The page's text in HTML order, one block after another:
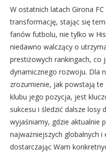
W ostatnich latach Girona FC
transformację, stając się
fanów futbolu, nie tylko w
niedawno walczący o
prestiżowych rankingach, co
dynamicznego rozwoju. Dla
zrozumienie, jak powstają
klubu jego pozycja, jest
sukcesu i śledzić dalsze losy
wyjaśniamy, gdzie aktualnie
najważniejszych globalnych
dostarczając Wam